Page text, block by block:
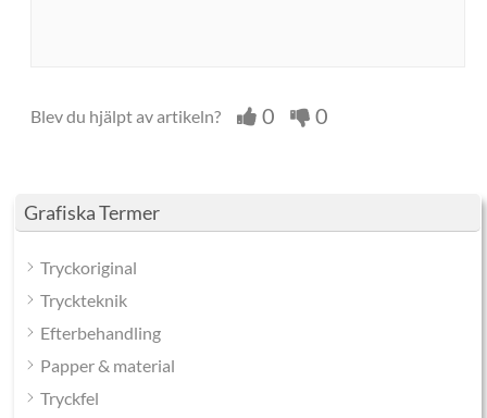
Grafiska Termer
Tryckoriginal
Tryckteknik
Efterbehandling
Papper & material
Tryckfel
Blev du hjälpt av artikeln? 0 0